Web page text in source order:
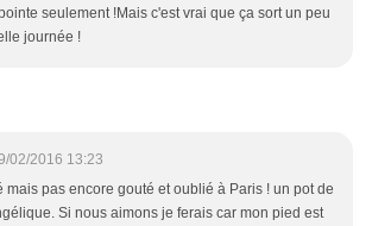
seulement !Mais c'est vrai que ça sort un peu
journée !
02/2016 13:23
mais pas encore gouté et oublié à Paris ! un pot de
Si nous aimons je ferais car mon pied est